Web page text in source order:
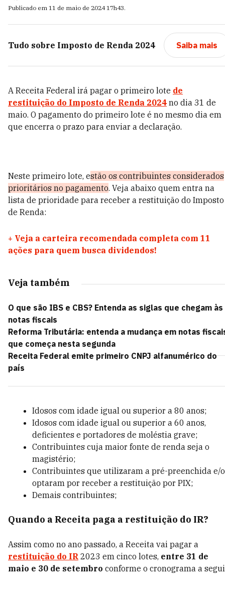
Publicado em 11 de maio de 2024 17h43.
Tudo sobre Imposto de Renda 2024 Saiba mais
A Receita Federal irá pagar o primeiro lote de
restituição do Imposto de Renda 2024 no dia 31 de
maio. O pagamento do primeiro lote é no mesmo dia em
que encerra o prazo para enviar a declaração.
Neste primeiro lote, estão os contribuintes considerados
prioritários no pagamento. Veja abaixo quem entra na
lista de prioridade para receber a restituição do Imposto
de Renda:
+ Veja a carteira recomendada completa com 11
ações para quem busca dividendos!
Veja também
O que são IBS e CBS? Entenda as siglas que chegam às
notas fiscais
Reforma Tributária: entenda a mudança em notas
que começa nesta segunda
Receita Federal emite primeiro CNPJ alfanumérico do
país
Idosos com idade igual ou superior a 80 anos;
Idosos com idade igual ou superior a 60 anos,
deficientes e portadores de moléstia grave;
Contribuintes cuja maior fonte de renda seja o
magistério;
Contribuintes que utilizaram a pré-preenchida e/
optaram por receber a restituição por PIX;
Demais contribuintes;
Quando a Receita paga a restituição do IR?
Assim como no ano passado, a Receita vai pagar a
restituição do IR 2023 em cinco lotes, entre 31 de
maio e 30 de setembro conforme o cronograma a